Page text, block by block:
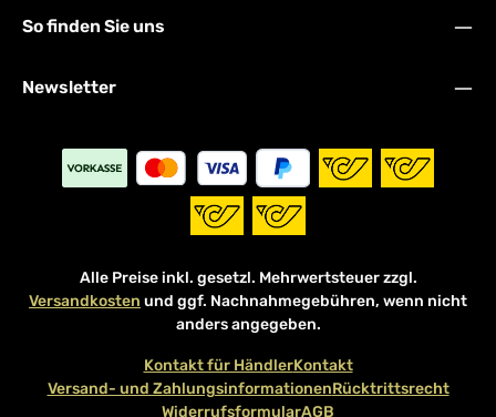
So finden Sie uns
Newsletter
Alle Preise inkl. gesetzl. Mehrwertsteuer zzgl.
Versandkosten und ggf. Nachnahmegebühren, wenn nicht
anders angegeben.
Kontakt für HändlerKontakt
Versand- und ZahlungsinformationenRücktrittsrecht
WiderrufsformularAGB